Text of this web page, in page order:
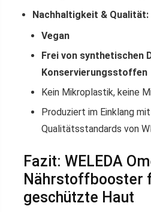
Nachhaltigkeit & Qualität:
Vegan
Frei von synthetischen
Konservierungsstoffen
Kein Mikroplastik, keine
Produziert im Einklang
Qualitätsstandards von
Fazit: WELEDA
Nährstoffbooster
geschützte Haut